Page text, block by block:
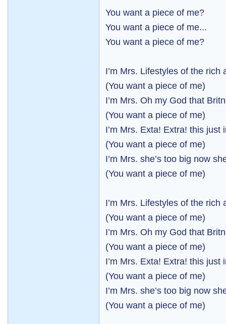
You want a piece of me?
You want a piece of me...
You want a piece of me?
I’m Mrs. Lifestyles of the rich
(You want a piece of me)
I’m Mrs. Oh my God that
(You want a piece of me)
I’m Mrs. Exta! Extra! this just
(You want a piece of me)
I’m Mrs. she’s too big now
(You want a piece of me)
I’m Mrs. Lifestyles of the rich
(You want a piece of me)
I’m Mrs. Oh my God that
(You want a piece of me)
I’m Mrs. Exta! Extra! this just
(You want a piece of me)
I’m Mrs. she’s too big now
(You want a piece of me)